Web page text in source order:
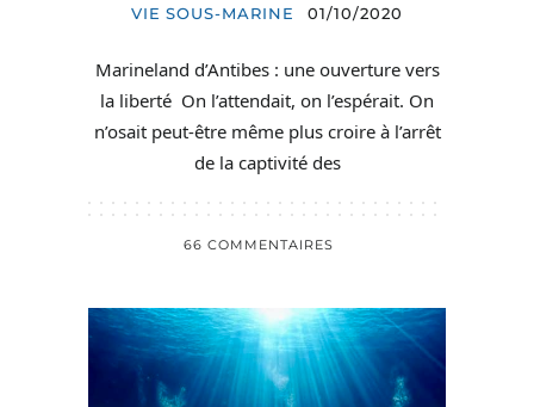
VIE SOUS-MARINE 01/10/2020
Marineland d’Antibes : une ouverture vers
la liberté On l’attendait, on l’espérait. On
n’osait peut-être même plus croire à l’arrêt
de la captivité des
66 COMMENTAIRES